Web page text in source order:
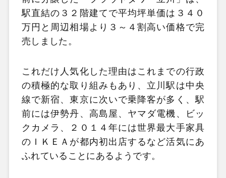
駅直結の３２階建てで平均坪単価は３４０
万円と周辺相場より３～４割高い価格で完
売しました。
これだけ人気化した理由はこれまでの行政
の積極的な取り組みもあり、立川駅は中央
線で新宿、東京に次いで乗降客が多く、駅
前には伊勢丹、高島屋、ヤマダ電機、ビッ
クカメラ、２０１４年には世界最大手家具
のＩＫＥＡが都内初出店するなど活気にあ
ふれていることにあるようです。